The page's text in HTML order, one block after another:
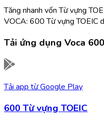
Tăng nhanh vốn Từ vựng
VOCA: 600 Từ vựng TOEIC
Tải ứng dụng Voca
Tải app từGoogle Play
600 Từ vựng TOEIC